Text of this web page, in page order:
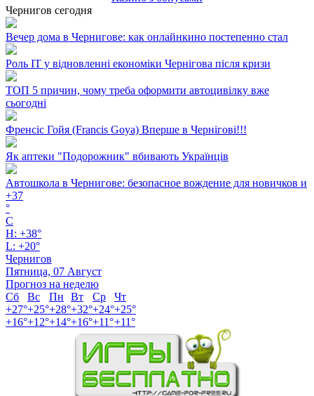
Чернигов сегодня
Вечер дома в Чернигове: как онлайнкино постепенно стал
Роль ІТ у відновленні економіки Чернігова після кризи
ТОП 5 причин, чому треба оформити автоцивілку вже
сьогодні
Френсіс Гойя (Francis Goya) Вперше в Чернігові!!!
Як аптеки "Подорожник" вбивають Українців
Автошкола в Чернигове: безопасное вождение для новичков и
+37
°
C
H: +38°
L: +20°
Чернигов
Пятница, 07 Август
Прогноз на неделю
Сб
Вс Пн Вт Ср
Чт
+27°+25°+28°+32°+24°+25°
+16°+12°+14°+16°+11°+11°